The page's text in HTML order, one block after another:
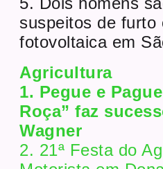
suspeitos de furto
fotovoltaica em
Agricultura
1. Pegue e
Roça” faz
Wagner
2. 21ª Festa do